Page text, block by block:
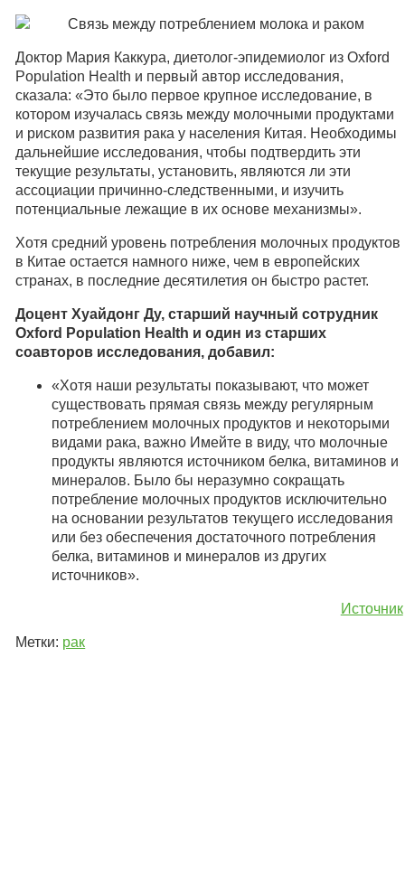
Доктор Мария Каккура, диетолог-эпидемиолог из Oxford
Population Health и первый автор исследования,
сказала: «Это было первое крупное исследование, в
котором изучалась связь между молочными продуктами
и риском развития рака у населения Китая. Необходимы
дальнейшие исследования, чтобы подтвердить эти
текущие результаты, установить, являются ли эти
ассоциации причинно-следственными, и изучить
потенциальные лежащие в их основе механизмы».
Хотя средний уровень потребления молочных продуктов
в Китае остается намного ниже, чем в европейских
странах, в последние десятилетия он быстро растет.
Доцент Хуайдонг Ду, старший научный сотрудник
Oxford Population Health и один из старших
соавторов исследования, добавил:
«Хотя наши результаты показывают, что может
существовать прямая связь между регулярным
потреблением молочных продуктов и некоторыми
видами рака, важно Имейте в виду, что молочные
продукты являются источником белка, витаминов и
минералов. Было бы неразумно сокращать
потребление молочных продуктов исключительно
на основании результатов текущего исследования
или без обеспечения достаточного потребления
белка, витаминов и минералов из других
источников».
Источник
Метки: рак